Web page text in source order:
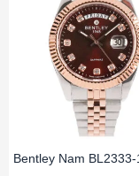
Bentley Nam